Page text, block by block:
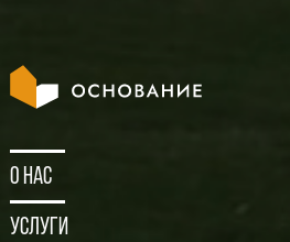
О нас
Услуги